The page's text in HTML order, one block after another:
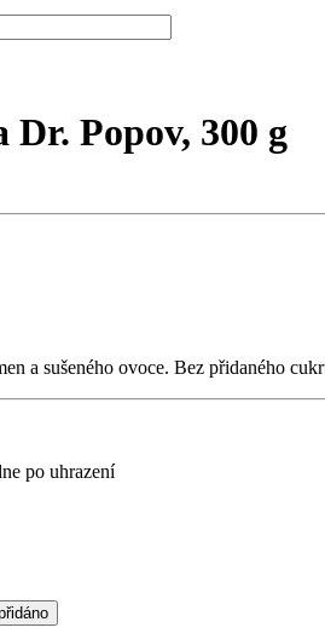
Dr. Popov, 300 g
a sušeného ovoce. Bez přidaného
po uhrazení